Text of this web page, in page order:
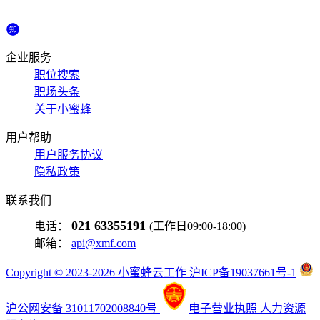
企业服务
职位搜索
职场头条
关于小蜜蜂
用户帮助
用户服务协议
隐私政策
联系我们
电话： 021 63355191 (工作日09:00-18:00)
邮箱： api@xmf.com
Copyright © 2023-2026 小蜜蜂云工作 沪ICP备19037661号-1
沪公网安备 31011702008840号 电子营业执照 人力资源